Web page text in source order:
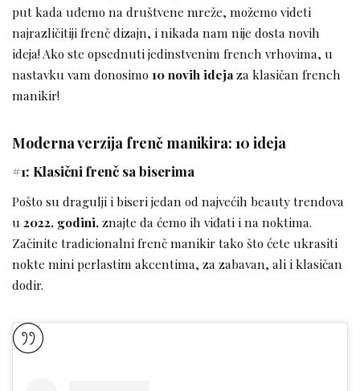
put kada uđemo na društvene mreže, možemo videti
najrazličitiji frenč dizajn, i nikada nam nije dosta novih
ideja! Ako ste opsednuti jedinstvenim french vrhovima, u
nastavku vam donosimo10 novih idejaza klasičan french
manikir!
Moderna verzija frenč manikira: 10 ideja
#1: Klasični frenč sa biserima
Pošto su dragulji i biseri jedan od najvećih beauty trendova
u 2022. godini,znajte da ćemo ih viđati i na noktima.
Začinite tradicionalni frenč manikir tako što ćete ukrasiti
nokte mini perlastim akcentima, za zabavan, ali i klasičan
dodir.